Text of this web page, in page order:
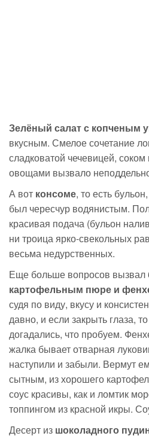
Зелёный салат с копченым
вкусным. Смелое сочетание
сладковатой чечевицей,
овощами вызвало
А вот консоме, то есть
был чересчур водянистым.
красивая подача (бульон
ни троицаярко-свекольных
весьма недурственных.
Еще больше вопросов вызвал
картофельным пюре и
судя по виду, вкусу и
давно, и если закрыть глаза,
догадались, что пробуем.
жалка бывает отварная
наступили и забыли. Вермут
сытным, из хорошего
соус красивы, как и ломтик
топпингом из красной икры.
Десерт из шоколадного